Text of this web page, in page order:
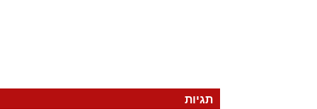
תגיות